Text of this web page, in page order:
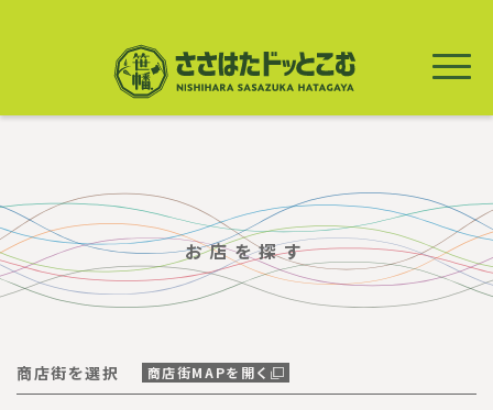
テ
動
お店を探す
商店街を選択 商店街MAPを開く